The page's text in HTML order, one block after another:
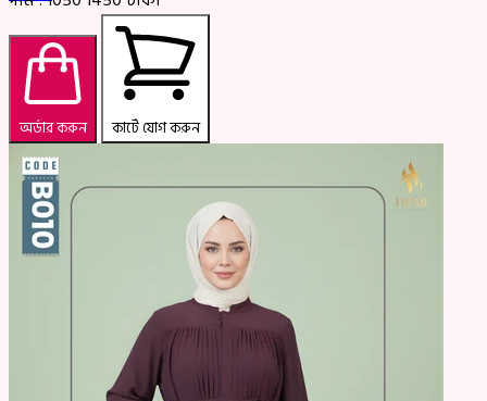
অর্ডার করুন কার্টে যোগ করুন